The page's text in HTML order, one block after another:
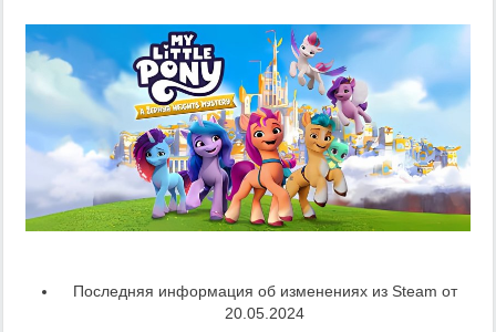
Последняя информация об изменениях из Steam от
20.05.2024